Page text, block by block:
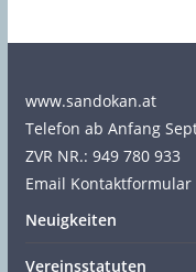
www.sandokan.at
Telefon ab Anfang
ZVR NR.: 949 780 933
Email Kontaktformular
Neuigkeiten
Vereinsstatuten